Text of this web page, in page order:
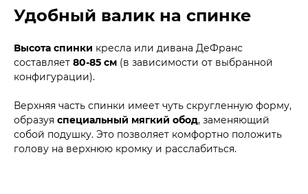
Удобный валик на спинке
Высота спинки кресла или дивана ДеФранс
составляет 80-85 см (в зависимости от выбранной
конфигурации).
Верхняя часть спинки имеет чуть скругленную форму,
образуя специальный мягкий обод, заменяющий
собой подушку. Это позволяет комфортно положить
голову на верхнюю кромку и расслабиться.